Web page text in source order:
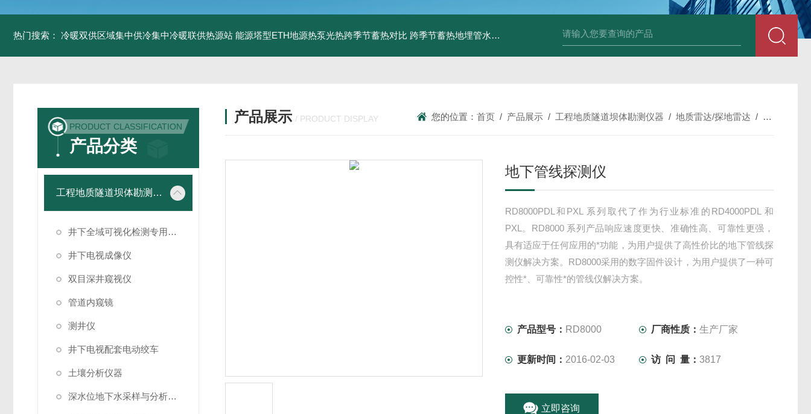
热门搜索： 冷暖双供区域集中供冷集中冷暖联供热源站 能源塔型ETH地源热泵光热跨季节蓄热对比 跨季节蓄热地埋管水池湖面储热技术研究对比 中深浅层地源热泵空调系统运行故障诊断修复 冷暖双
PRODUCT CLASSIFICATION
产品分类
工程地质隧道坝体勘测仪器
井下全域可视化检测专用成像设备
井下电视成像仪
双目深井窥视仪
管道内窥镜
测井仪
井下电视配套电动绞车
土壤分析仪器
深水位地下水采样与分析系统
产品展示 / PRODUCT DISPLAY 您的位置：首页 / 产品展示 / 工程地质隧道坝体勘测仪器 /地质雷达/探地雷达 / RD8000地
地下管线探测仪
RD8000PDL和PXL 系列取代了作为行业标准的RD4000PDL 和
PXL。RD8000 系列产品响应速度更快、准确性高、可靠性更强，
具有适应于任何应用的*功能，为用户提供了高性价比的地下管线探
测仪解决方案。RD8000采用的数字固件设计，为用户提供了一种可
控性*、可靠性*的管线仪解决方案。
产品型号： RD8000 厂商性质：生产厂家
更新时间： 2016-02-03 访 问 量：3817
立即咨询